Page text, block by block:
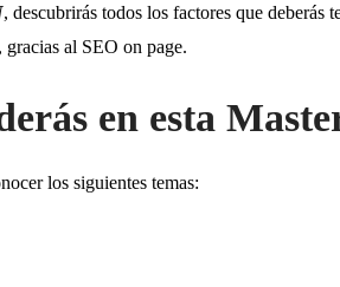
, descubrirás todos los factores que deberás
al SEO on page.
en esta
los siguientes temas: